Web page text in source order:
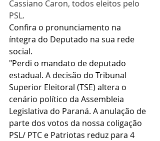
Cassiano Caron, todos eleitos pelo
PSL.
Confira o pronunciamento na
íntegra do Deputado na sua rede
social.
"Perdi o mandato de deputado
estadual. A decisão do Tribunal
Superior Eleitoral (TSE) altera o
cenário político da Assembleia
Legislativa do Paraná. A anulação de
parte dos votos da nossa coligação
PSL/ PTC e Patriotas reduz para 4